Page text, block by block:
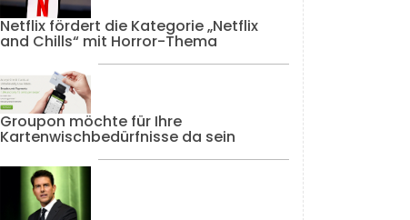
Netflix fördert die Kategorie „Netflix
and Chills“ mit Horror-Thema
Groupon möchte für Ihre
Kartenwischbedürfnisse da sein